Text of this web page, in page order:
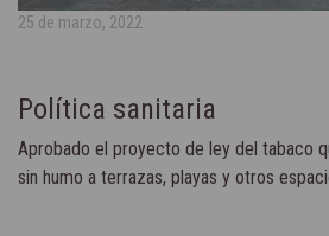
25 de marzo, 2022
Política sanitaria
Aprobado el proyecto de ley del tabaco
sin humo a terrazas, playas y otros